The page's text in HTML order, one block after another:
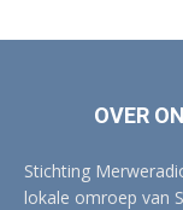
OVER
Stichting
lokale omroep van